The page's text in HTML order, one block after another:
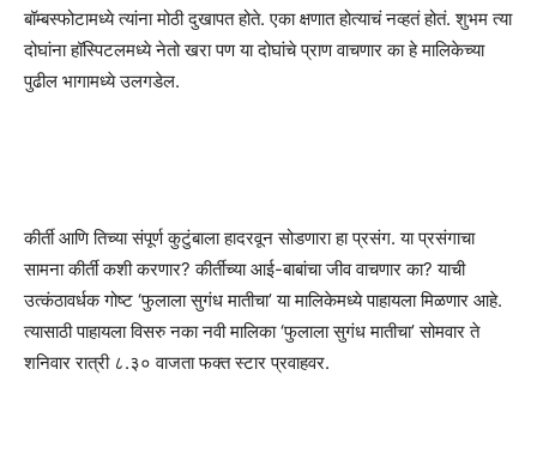
बॉम्बस्फोटामध्ये त्यांना मोठी दुखापत होते. एका क्षणात होत्याचं नव्हतं होतं. शुभम त्या
दोघांना हॉस्पिटलमध्ये नेतो खरा पण या दोघांचे प्राण वाचणार का हे मालिकेच्या
पुढील भागामध्ये उलगडेल.
कीर्ती आणि तिच्या संपूर्ण कुटुंबाला हादरवून सोडणारा हा प्रसंग. या प्रसंगाचा
सामना कीर्ती कशी करणार? कीर्तीच्या आई-बाबांचा जीव वाचणार का? याची
उत्कंठावर्धक गोष्ट ‘फुलाला सुगंध मातीचा’ या मालिकेमध्ये पाहायला मिळणार आहे.
त्यासाठी पाहायला विसरु नका नवी मालिका ‘फुलाला सुगंध मातीचा’ सोमवार ते
शनिवार रात्री ८.३० वाजता फक्त स्टार प्रवाहवर.